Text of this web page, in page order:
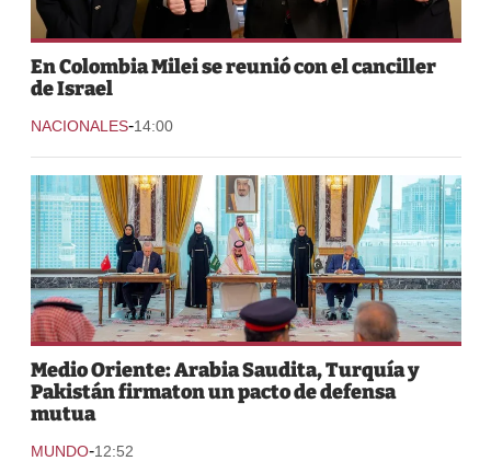
En Colombia Milei se reunió con el canciller
de Israel
NACIONALES-14:00
Medio Oriente: Arabia Saudita, Turquía y
Pakistán firmaton un pacto de defensa
mutua
MUNDO-12:52